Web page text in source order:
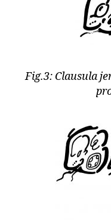
Fig.3: Clausula